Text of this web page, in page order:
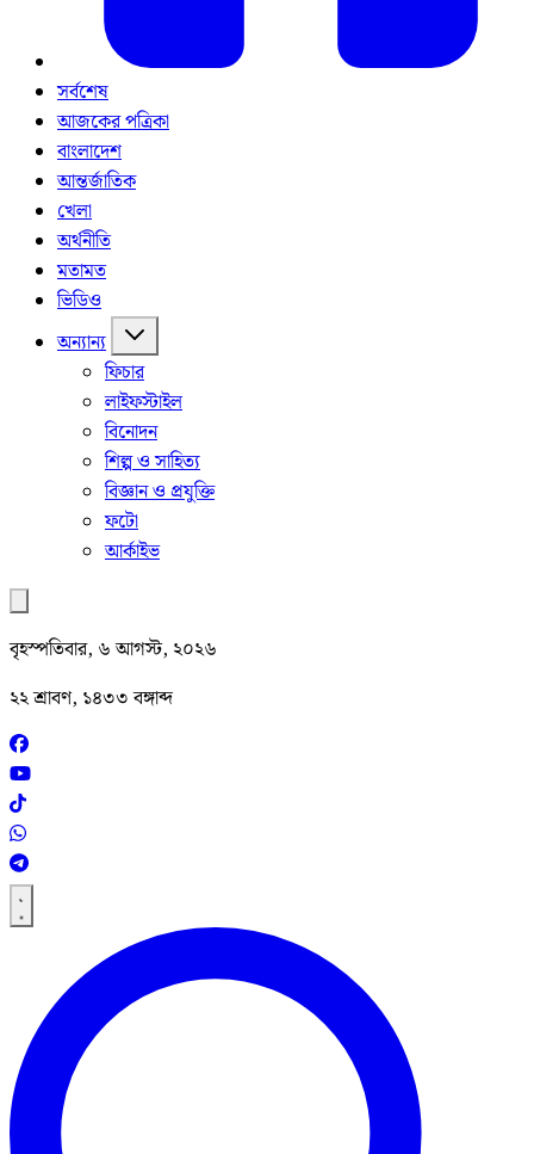
সর্বশেষ
আজকের পত্রিকা
বাংলাদেশ
আন্তর্জাতিক
খেলা
অর্থনীতি
মতামত
ভিডিও
অন্যান্য
ফিচার
লাইফস্টাইল
বিনোদন
শিল্প ও সাহিত্য
বিজ্ঞান ও প্রযুক্তি
ফটো
আর্কাইভ
বৃহস্পতিবার, ৬ আগস্ট, ২০২৬
২২ শ্রাবণ, ১৪৩৩ বঙ্গাব্দ